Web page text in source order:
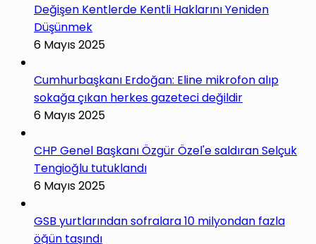
Değişen Kentlerde Kentli Haklarını Yeniden
Düşünmek
6 Mayıs 2025
Cumhurbaşkanı Erdoğan: Eline mikrofon alıp
sokağa çıkan herkes gazeteci değildir
6 Mayıs 2025
CHP Genel Başkanı Özgür Özel'e saldıran Selçuk
Tengioğlu tutuklandı
6 Mayıs 2025
GSB yurtlarından sofralara 10 milyondan fazla
öğün taşındı